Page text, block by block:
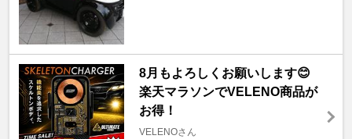
8月もよろしくお願いします😊
楽天マラソンでVELENO商品が
お得！
VELENOさん